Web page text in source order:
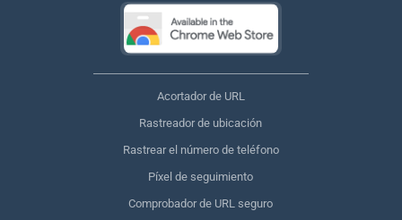
Acortador de URL
Rastreador de ubicación
Rastrear el número de teléfono
Píxel de seguimiento
Comprobador de URL seguro